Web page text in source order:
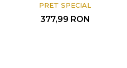
PRET SPECIAL
377,99 RON